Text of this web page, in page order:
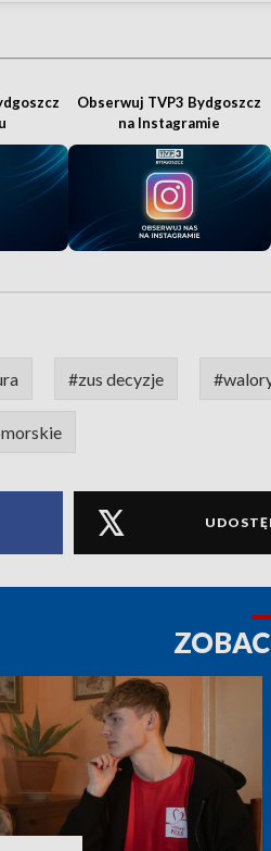
Obserwuj TVP3 Bydgoszcz
na Instagramie
#zus decyzje